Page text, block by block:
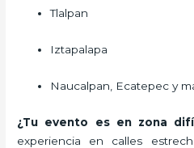
Tlalpan
Iztapalapa
Naucalpan, Ecatepec y
¿Tu evento es en zona
experiencia en calles